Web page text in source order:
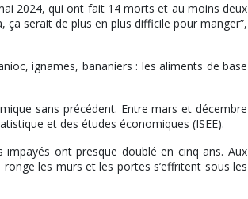
2024, qui ont fait 14 morts et au moins deux
ça serait de plus en plus difficile pour manger”,
ignames, bananiers : les aliments de base
sans précédent. Entre mars et décembre
et des études économiques (ISEE).
impayés ont presque doublé en cinq ans. Aux
les murs et les portes s’effritent sous les